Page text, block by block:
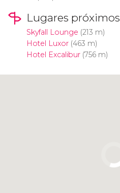
Lugares próximos
Skyfall Lounge (213 m)
Hotel Luxor(463 m)
Hotel Excalibur(756 m)